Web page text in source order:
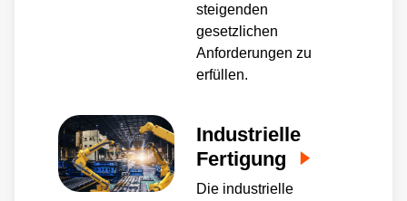
steigenden
gesetzlichen
Anforderungen zu
erfüllen.
Industrielle
Fertigung
Die industrielle